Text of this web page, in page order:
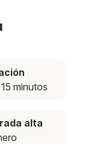
minutos
alta